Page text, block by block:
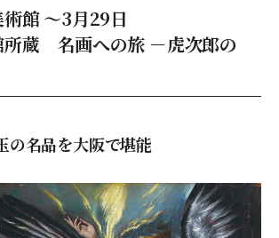
館 ～3月29日
所蔵 名画への旅 －虎次郎の
の名品を大阪で堪能